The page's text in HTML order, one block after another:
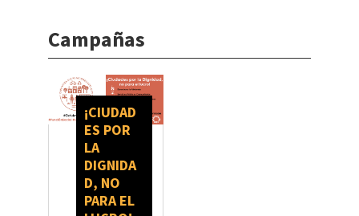
Campañas
¡CIUDAD
ES POR
LA
DIGNIDA
D, NO
PARA EL